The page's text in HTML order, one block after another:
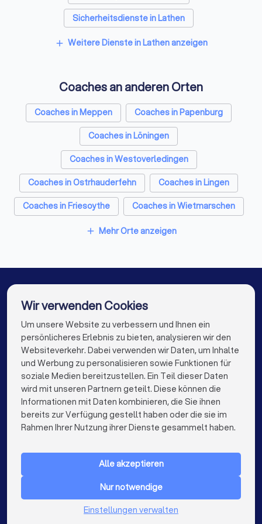
recognized among
competencies
internationally
guidelines
for coach-specific
events,
(CPs) and archived
Leading and
conversations
of coaching. Read
continue to lead
Possibilities.
Sicherheitsdienste in Lathen
Freie Redner in Lathen
add Weitere Dienste in Lathen anzeigen
Coaches an anderen Orten
Coaches in Meppen
Coaches in Papenburg
Coaches in Löningen
Coaches in Westoverledingen
Coaches in Ostrhauderfehn
Coaches in Lingen
Coaches in Friesoythe
Coaches in Wietmarschen
Coaches in Leer (Ostfriesland)
Coaches in Köln
Coaches in Frankfurt am Main
Coaches in Stuttgart
Coaches in Düsseldorf
Coaches in Dortmund
Coaches in Essen
Coaches in Bremen
Coaches in Nürnberg
Coaches in Dresden
Coaches in Hannover
Coaches in Leipzig
Coaches in Duisburg
Coaches in Bielefeld
Coaches in Bonn
Coaches in Münster
Coaches in der Nähe
add Mehr Orte anzeigen
Die besten Coaches für Sie
info@trustlocal.de
FÜR PRIVATPERSONEN
Niederlande
Wir verwenden Cookies
Um unsere Website zu verbessern und Ihnen ein
persönlicheres Erlebnis zu bieten, analysieren wir den
Websiteverkehr. Dabei verwenden wir Daten, um Inhalte
und Werbung zu personalisieren sowie Funktionen für
soziale Medien bereitzustellen. Ein Teil dieser Daten
wird mit unseren Partnern geteilt. Diese können die
Informationen mit Daten kombinieren, die Sie ihnen
bereits zur Verfügung gestellt haben oder die sie im
Rahmen Ihrer Nutzung ihrer Dienste gesammelt haben.
Alle akzeptieren
Nur notwendige
Einstellungen verwalten